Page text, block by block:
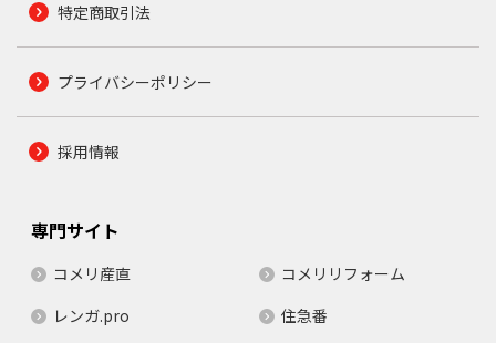
特定商取引法
プライバシーポリシー
採用情報
専門サイト
コメリ産直
コメリリフォーム
レンガ.pro
住急番